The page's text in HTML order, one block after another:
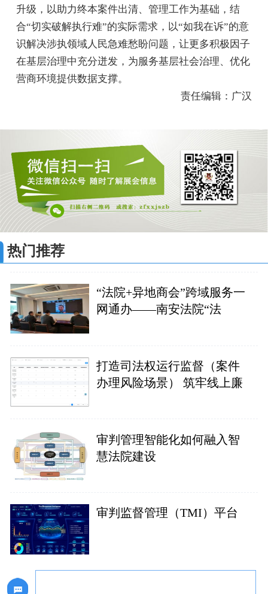
升级，以助力终本案件出清、管理工作为基础，结
合“切实破解执行难”的实际需求，以“如我在诉”的意
识解决涉执领域人民急难愁盼问题，让更多积极因子
在基层治理中充分迸发，为服务基层社会治理、优化
营商环境提供数据支撑。
责任编辑：广汉
热门推荐
“法院+异地商会”跨域服务一
网通办——南安法院“法
打造司法权运行监督（案件
办理风险场景） 筑牢线上廉
审判管理智能化如何融入智
慧法院建设
审判监督管理（TMI）平台